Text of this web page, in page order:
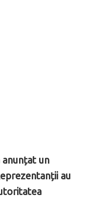
anunțat un
au